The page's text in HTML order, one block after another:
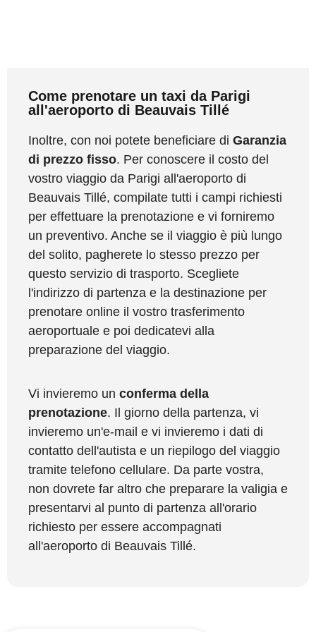
Come prenotare un taxi da Parigi
all'aeroporto di Beauvais Tillé
Inoltre, con noi potete beneficiare di Garanzia
di prezzo fisso. Per conoscere il costo del
vostro viaggio da Parigi all'aeroporto di
Beauvais Tillé, compilate tutti i campi richiesti
per effettuare la prenotazione e vi forniremo
un preventivo. Anche se il viaggio è più lungo
del solito, pagherete lo stesso prezzo per
questo servizio di trasporto. Scegliete
l'indirizzo di partenza e la destinazione per
prenotare online il vostro trasferimento
aeroportuale e poi dedicatevi alla
preparazione del viaggio.
Vi invieremo un conferma della
prenotazione. Il giorno della partenza, vi
invieremo un'e-mail e vi invieremo i dati di
contatto dell'autista e un riepilogo del viaggio
tramite telefono cellulare. Da parte vostra,
non dovrete far altro che preparare la valigia e
presentarvi al punto di partenza all'orario
richiesto per essere accompagnati
all'aeroporto di Beauvais Tillé.